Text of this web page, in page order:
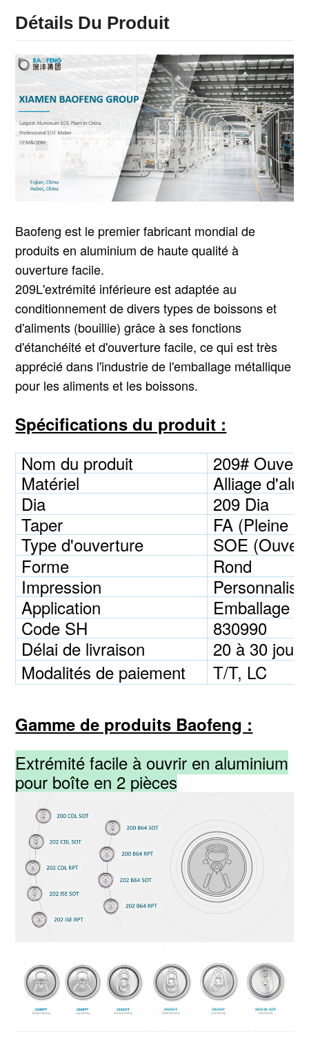
Détails Du Produit
Baofeng est le premier fabricant mondial de
produits en aluminium de haute qualité à
ouverture facile.
209L'extrémité inférieure est adaptée au
conditionnement de divers types de boissons et
d'aliments (bouillie) grâce à ses fonctions
d'étanchéité et d'ouverture facile, ce qui est très
apprécié dans l'industrie de l'emballage métallique
pour les aliments et les boissons.
Spécifications du produit :
Nom du produit
209#
Matériel
Alliage
Dia
209 Dia
Taper
FA (Pleine
Type d'ouverture
SOE
Forme
Rond
Impression
Personnalisé
Application
Emballage
Code SH
830990
Délai de livraison
20 à 30 jours
Modalités de paiement
T/T, LC
Gamme de produits Baofeng :
Extrémité facile à ouvrir en aluminium
pour boîte en 2 pièces